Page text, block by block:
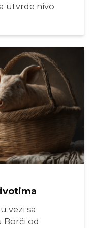
utvrde nivo
vezi sa
Borči od